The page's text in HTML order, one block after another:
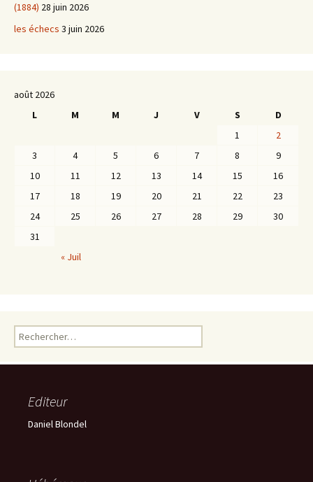
(1884) 28 juin 2026
les échecs 3 juin 2026
août 2026
L
M M J V S
D
1
2
3
4 5 6 7 8
9
10
11 12 13 14 15
16
17
18 19 20 21 22
23
24
25 26 27 28 29
30
31
« Juil
Rechercher :
Editeur
Daniel Blondel